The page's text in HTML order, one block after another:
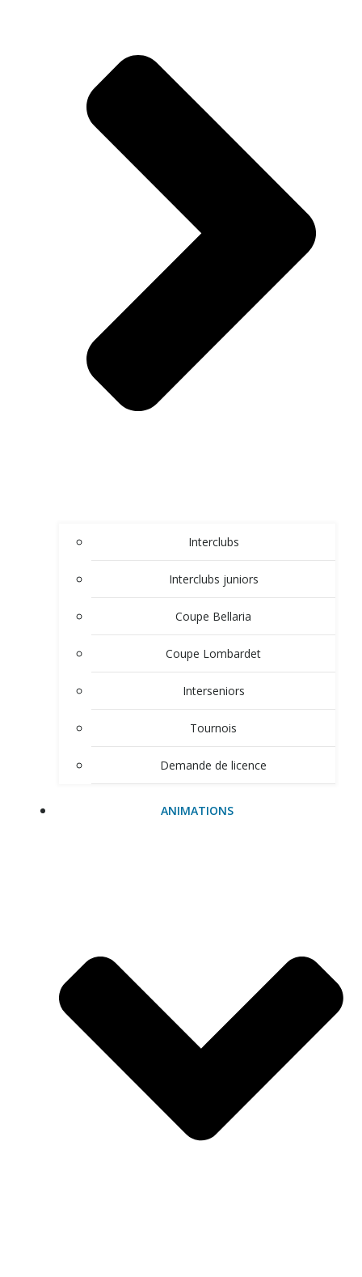
Interclubs
Interclubs juniors
Coupe Bellaria
Coupe Lombardet
Interseniors
Tournois
Demande de licence
ANIMATIONS